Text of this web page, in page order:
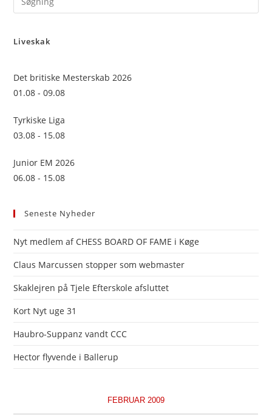
Liveskak
Det britiske Mesterskab 2026
01.08 - 09.08
Tyrkiske Liga
03.08 - 15.08
Junior EM 2026
06.08 - 15.08
Seneste Nyheder
Nyt medlem af CHESS BOARD OF FAME i Køge
Claus Marcussen stopper som webmaster
Skaklejren på Tjele Efterskole afsluttet
Kort Nyt uge 31
Haubro-Suppanz vandt CCC
Hector flyvende i Ballerup
FEBRUAR 2009